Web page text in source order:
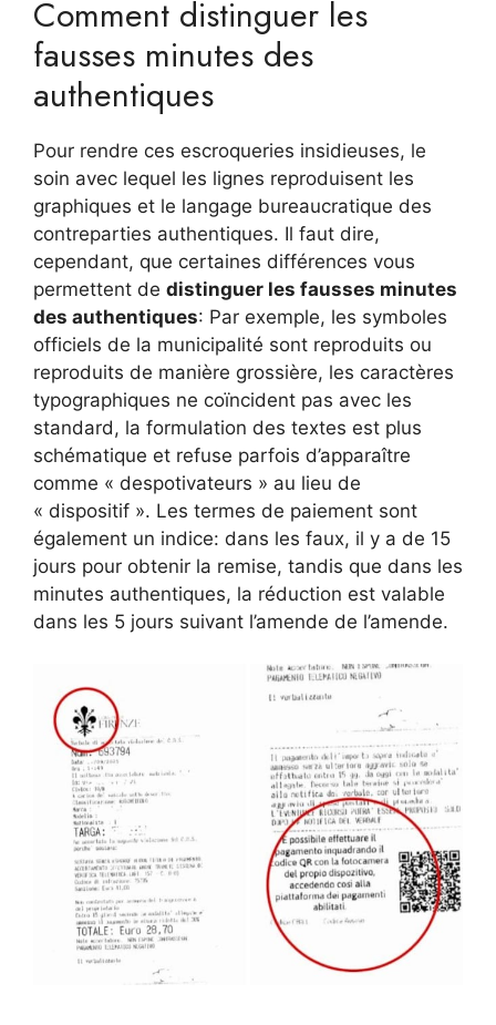
Comment distinguer les
fausses minutes des
authentiques
Pour rendre ces escroqueries insidieuses, le
soin avec lequel les lignes reproduisent les
graphiques et le langage bureaucratique des
contreparties authentiques. Il faut dire,
cependant, que certaines différences vous
permettent de distinguer les fausses minutes
des authentiques: Par exemple, les symboles
officiels de la municipalité sont reproduits ou
reproduits de manière grossière, les caractères
typographiques ne coïncident pas avec les
standard, la formulation des textes est plus
schématique et refuse parfois d’apparaître
comme « despotivateurs » au lieu de
« dispositif ». Les termes de paiement sont
également un indice: dans les faux, il y a de 15
jours pour obtenir la remise, tandis que dans les
minutes authentiques, la réduction est valable
dans les 5 jours suivant l’amende de l’amende.